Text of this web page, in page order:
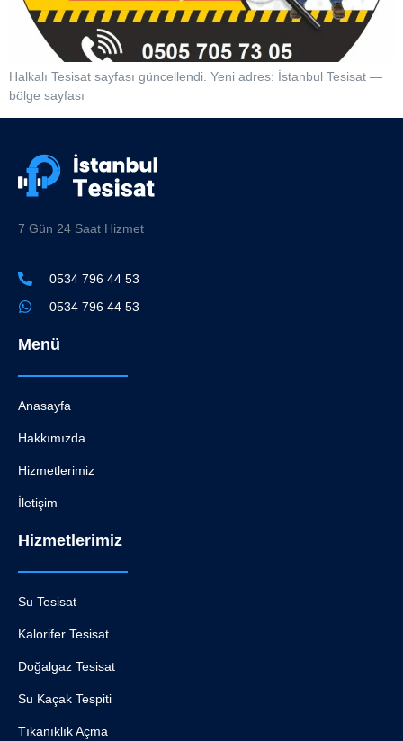
Halkalı Tesisat sayfası güncellendi. Yeni adres: İstanbul Tesisat —
bölge sayfası
7 Gün 24 Saat Hizmet
0534 796 44 53
0534 796 44 53
Menü
Anasayfa
Hakkımızda
Hizmetlerimiz
İletişim
Hizmetlerimiz
Su Tesisat
Kalorifer Tesisat
Doğalgaz Tesisat
Su Kaçak Tespiti
Tıkanıklık Açma